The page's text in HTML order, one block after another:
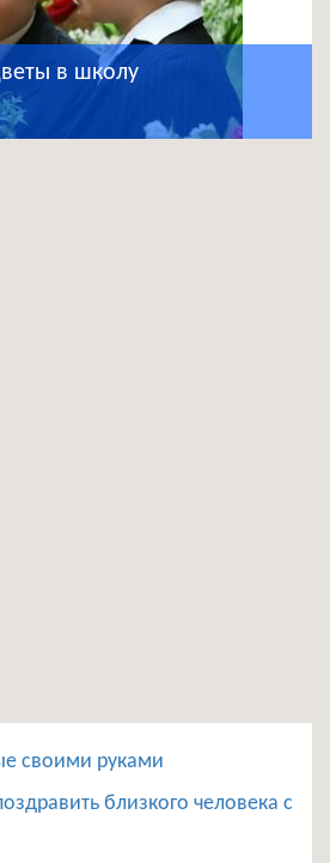
в школу
своими руками
близкого человека с